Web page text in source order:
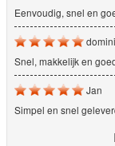
Eenvoudig, snel en
Snel, makkelijk en
Jan
Simpel en snel